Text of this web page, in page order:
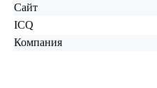
Сайт
ICQ
Компания